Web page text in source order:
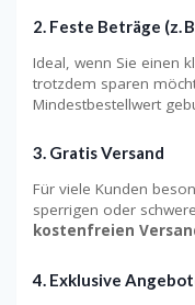
2. Feste Beträge (z.
Ideal, wenn Sie einen
trotzdem sparen
Mindestbestellwert
3. Gratis Versand
Für viele Kunden
sperrigen oder
kostenfreien
4. Exklusive